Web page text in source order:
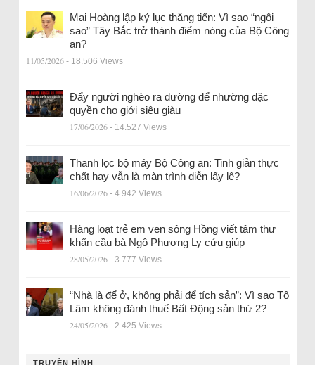
Mai Hoàng lập kỷ lục thăng tiến: Vì sao “ngôi
sao” Tây Bắc trở thành điểm nóng của Bộ Công
an?
11/05/2026 - 18.506 Views
Đẩy người nghèo ra đường để nhường đặc
quyền cho giới siêu giàu
17/06/2026 - 14.527 Views
Thanh lọc bộ máy Bộ Công an: Tinh giản thực
chất hay vẫn là màn trình diễn lấy lệ?
16/06/2026 - 4.942 Views
Hàng loạt trẻ em ven sông Hồng viết tâm thư
khẩn cầu bà Ngô Phương Ly cứu giúp
28/05/2026 - 3.777 Views
“Nhà là để ở, không phải để tích sản”: Vì sao Tô
Lâm không đánh thuế Bất Động sản thứ 2?
24/05/2026 - 2.425 Views
TRUYỀN HÌNH